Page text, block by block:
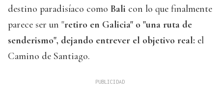
destino paradisíaco como Bali con lo que finalmente
parece ser un "retiro en Galicia" o "una ruta de
senderismo", dejando entrever el objetivo real: el
Camino de Santiago.